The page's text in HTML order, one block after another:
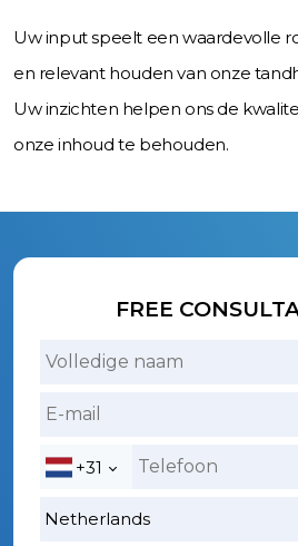
Uw input speelt een waardevolle
en relevant houden van onze
Uw inzichten helpen ons de
onze inhoud te behouden.
FREE
+31